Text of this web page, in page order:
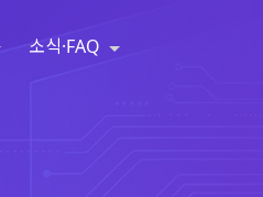
소식·FAQ